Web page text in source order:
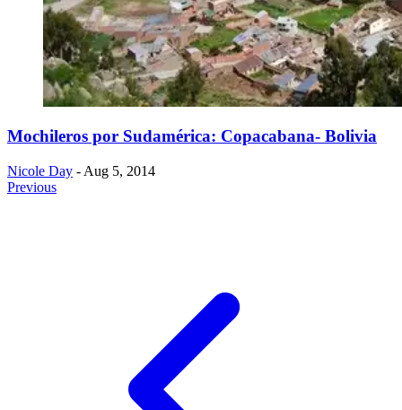
Mochileros por Sudamérica: Copacabana- Bolivia
Nicole Day - Aug 5, 2014
Previous